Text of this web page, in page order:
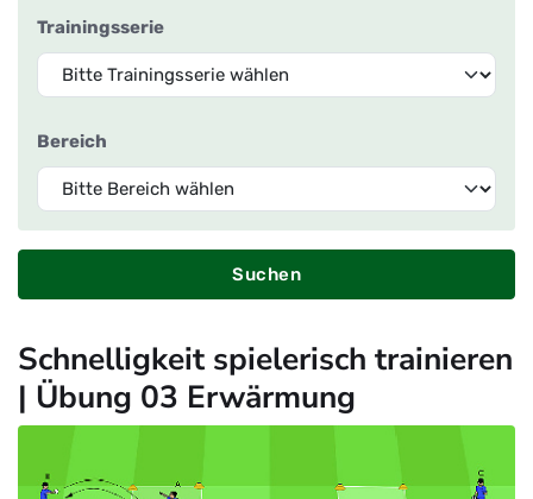
Trainingsserie
Bereich
Suchen
Schnelligkeit spielerisch trainieren
| Übung 03 Erwärmung